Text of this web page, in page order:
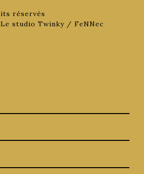
réservés
studio Twinky / FeNNec